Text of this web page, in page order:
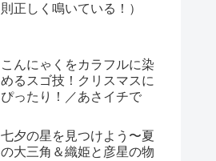
則正しく鳴いている！）
こんにゃくをカラフルに染
めるスゴ技！クリスマスに
ぴったり！／あさイチで
七夕の星を見つけよう〜夏
の大三角＆織姫と彦星の物